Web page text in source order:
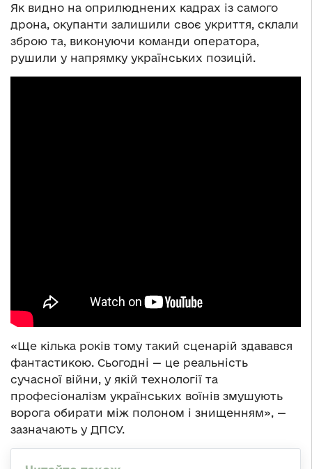
Як видно на оприлюднених кадрах із самого
дрона, окупанти залишили своє укриття, склали
зброю та, виконуючи команди оператора,
рушили у напрямку українських позицій.
«Ще кілька років тому такий сценарій здавався
фантастикою. Сьогодні — це реальність
сучасної війни, у якій технології та
професіоналізм українських воїнів змушують
ворога обирати між полоном і знищенням», —
зазначають у ДПСУ.